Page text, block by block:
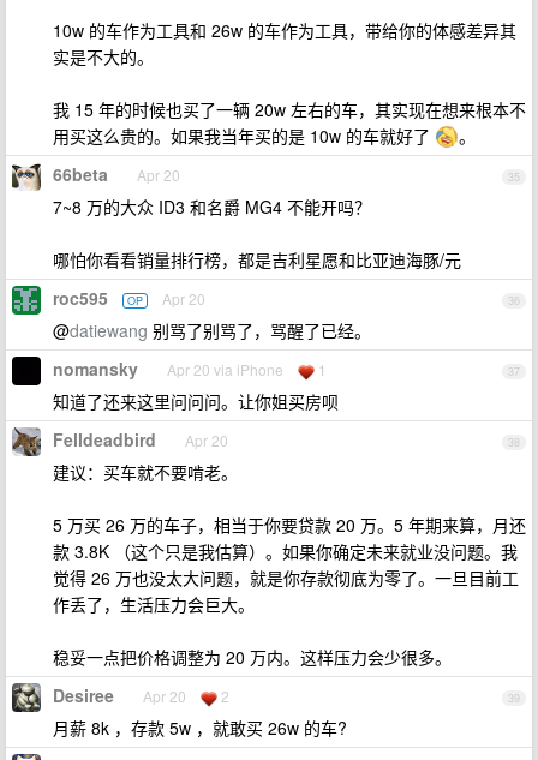
10w 的车作为工具和 26w 的车作为工具，带给你的体感差异其
实是不大的。
我 15 年的时候也买了一辆 20w 左右的车，其实现在想来根本不
用买这么贵的。如果我当年买的是 10w 的车就好了
。
35
66beta Apr 20
7~8 万的大众 ID3 和名爵 MG4 不能开吗？
哪怕你看看销量排行榜，都是吉利星愿和比亚迪海豚/元
36
roc595 OP Apr 20
@datiewang 别骂了别骂了，骂醒了已经。
37
nomansky Apr 20 via iPhone 1
知道了还来这里问问问。让你姐买房呗
38
Felldeadbird Apr 20
建议：买车就不要啃老。
5 万买 26 万的车子，相当于你要贷款 20 万。5 年期来算，月还
款 3.8K （这个只是我估算）。如果你确定未来就业没问题。我
觉得 26 万也没太大问题，就是你存款彻底为零了。一旦目前工
作丢了，生活压力会巨大。
稳妥一点把价格调整为 20 万内。这样压力会少很多。
39
Desiree Apr 20 2
月薪 8k ，存款 5w ，就敢买 26w 的车?